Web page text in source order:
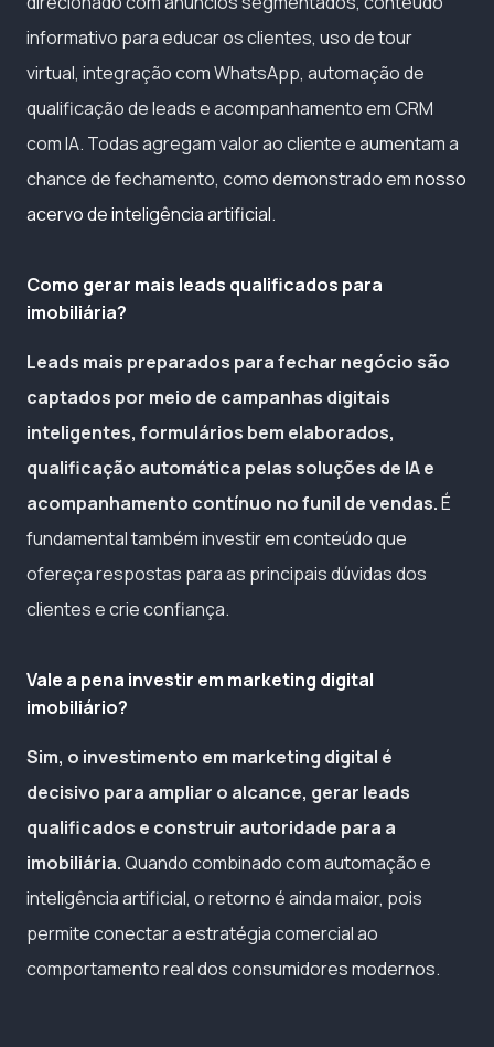
informativo para educar os clientes, uso de tour
virtual, integração com WhatsApp, automação de
qualificação de leads e acompanhamento em CRM
com IA. Todas agregam valor ao cliente e aumentam a
chance de fechamento, como demonstrado emnosso
acervo de inteligência artificial.
Como gerar mais leads qualificados para
imobiliária?
Leads mais preparados para fechar negócio são
captados por meio de campanhas digitais
inteligentes, formulários bem elaborados,
qualificação automática pelas soluções de IA e
acompanhamento contínuo no funil de vendas.É
fundamental também investir em conteúdo que
ofereça respostas para as principais dúvidas dos
clientes e crie confiança.
Vale a pena investir em marketing digital
imobiliário?
Sim, o investimento em marketing digital é
decisivo para ampliar o alcance, gerar leads
qualificados e construir autoridade para a
imobiliária.Quando combinado com automação e
inteligência artificial, o retorno é ainda maior, pois
permite conectar a estratégia comercial ao
comportamento real dos consumidores modernos.